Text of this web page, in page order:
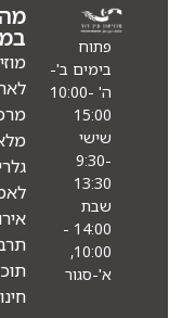
מה
במוזיאון?
מוזיאון
לארכיאולוגיה
מרכז
מלאכות
גלריה
לאמנות
אירועי
תרבות
תוכניות